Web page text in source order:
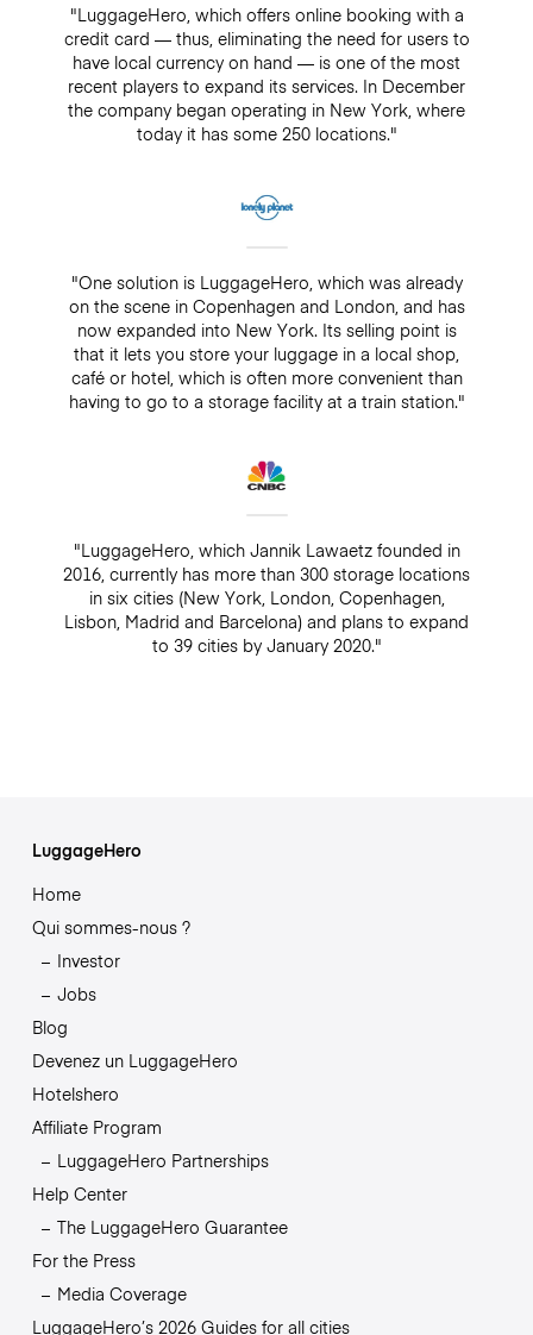
"LuggageHero, which offers online booking with a
credit card — thus, eliminating the need for users to
have local currency on hand — is one of the most
recent players to expand its services. In December
the company began operating in New York, where
today it has some 250 locations."
"One solution is LuggageHero, which was already
on the scene in Copenhagen and London, and has
now expanded into New York. Its selling point is
that it lets you store your luggage in a local shop,
café or hotel, which is often more convenient than
having to go to a storage facility at a train station."
"LuggageHero, which Jannik Lawaetz founded in
2016, currently has more than 300 storage locations
in six cities (New York, London, Copenhagen,
Lisbon, Madrid and Barcelona) and plans to expand
to 39 cities by January 2020."
LuggageHero
Home
Qui sommes-nous ?
Investor
Jobs
Blog
Devenez un LuggageHero
Hotelshero
Affiliate Program
LuggageHero Partnerships
Help Center
The LuggageHero Guarantee
For the Press
Media Coverage
LuggageHero’s 2026 Guides for all cities